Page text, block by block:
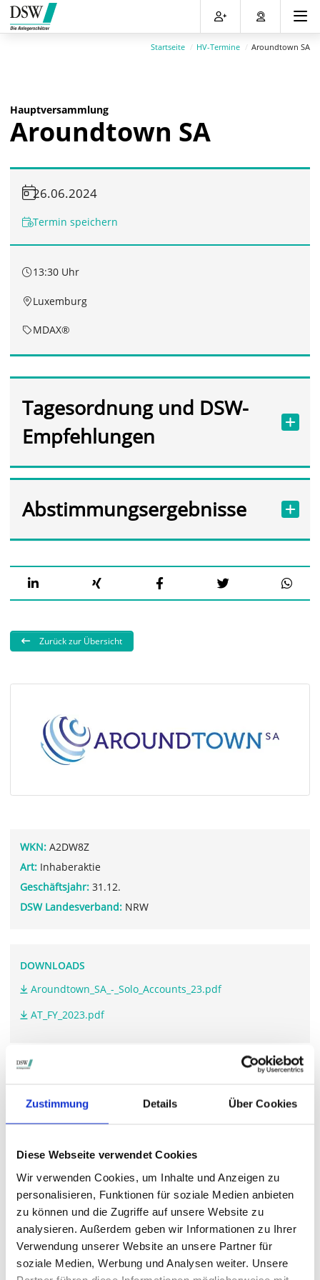
Zustimmung Details Über Cookies
Diese Webseite verwendet Cookies
Wir verwenden Cookies, um Inhalte und Anzeigen zu
personalisieren, Funktionen für soziale Medien anbieten
zu können und die Zugriffe auf unsere Website zu
analysieren. Außerdem geben wir Informationen zu Ihrer
Verwendung unserer Website an unsere Partner für
soziale Medien, Werbung und Analysen weiter. Unsere
Direkt
zum
Inhalt
Direkt
zum
Hauptmenu
Direkt
zur
Suche
Direkt
zum
Footer
Startseite HV-Termine Aroundtown SA
Hauptversammlung
Aroundtown SA
26.06.2024
Termin speichern
13:30 Uhr
Luxemburg
MDAX®
Tagesordnung und DSW-
Empfehlungen
Abstimmungsergebnisse
Zurück zur Übersicht
WKN: A2DW8Z
Art: Inhaberaktie
Geschäftsjahr: 31.12.
DSW Landesverband: NRW
DOWNLOADS
Aroundtown_SA_-_Solo_Accounts_23.pdf
AT_FY_2023.pdf
www.aroundtown.de/.../agm-2024
Die DSW vertritt Ihre Stimmrechteauf sämtlichen
wichtigen Hauptversammlungen in Deutschland.
VERGANGENE HAUPTVERSAMMLUNGSTERMINE